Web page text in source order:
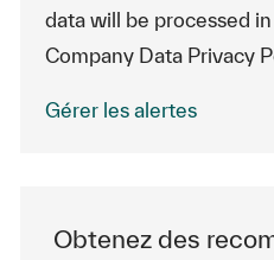
data will be processed
Company Data Privacy
Gérer les alertes
Obtenez des